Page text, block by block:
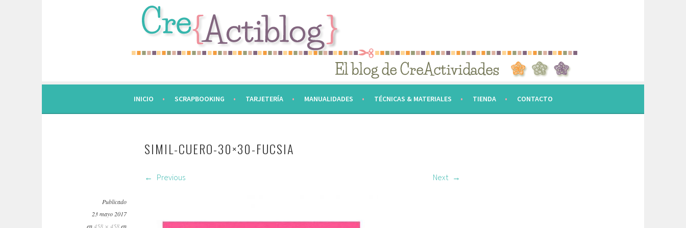
INICIO SCRAPBOOKING TARJETERÍA MANUALIDADES TÉCNICAS & MATERIALES TIENDA CONTACTO
SIMIL-CUERO-30×30-FUCSIA
Previous Next
Publicado
23 mayo 2017
en458 × 458en